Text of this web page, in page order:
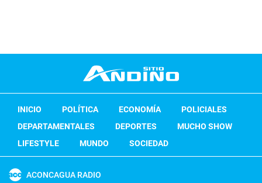
INICIO POLÍTICA ECONOMÍA
POLICIALES
DEPARTAMENTALES
DEPORTES
MUCHO SHOW
LIFESTYLE
MUNDO SOCIEDAD
ACONCAGUA RADIO